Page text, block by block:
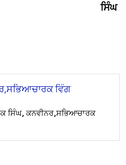
ਸਿੰਘ
ਵਿੰਗ
ਸਿੰਘ, ਕਨਵੀਨਰ,ਸਭਿਆਚਾਰਕ